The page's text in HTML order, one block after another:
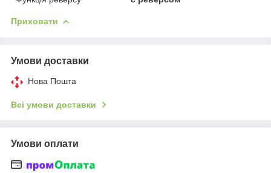
Приховати
Умови доставки
Нова Пошта
Всі умови доставки
Умови оплати